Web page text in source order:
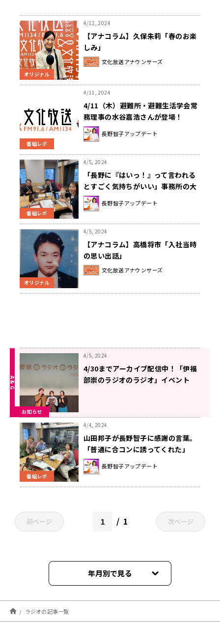
オリジナル
4/12, 2024
【アナコラム】久保朱莉「春のお楽
しみ」
文化放送アナウンサーズ
番組レポ
4/11, 2024
4/11（木）避難所・避難生活学会常
務理事の水谷嘉浩さんが登場！
長野智子アップデート
番組レポ
4/5, 2024
「長野に『はいっ！』って言われる
とすごく気持ちがいい」事務所の大
先輩・古舘伊知郎の発言に長野智子
もタジタジ！？
長野智子アップデート
オリジナル
4/5, 2024
【アナコラム】高橋将市「入社当時
の思い出話」
文化放送アナウンサーズ
お知らせ
4/5, 2024
4/30までアーカイブ配信中！「伊福
部崇のラジオのラジオ」イベント
番組レポ
4/4, 2024
山田邦子が長野智子に感謝の言葉。
「普通に合コンに誘ってくれた」
長野智子アップデート
前ページ 1 次ページ
年月別で見る
2026年08月
2026年07月
ラジオの記事一覧